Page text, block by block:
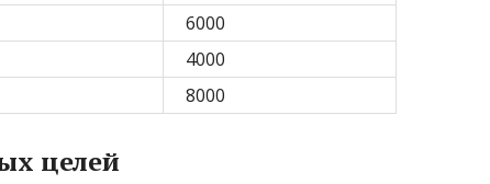
6000
4000
8000
целей